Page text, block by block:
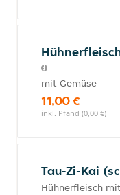
mit Gemüse
11,00 €
inkl. Pfand (0,00 €)
Tau-Zi-Kai
Hühnerfleisch